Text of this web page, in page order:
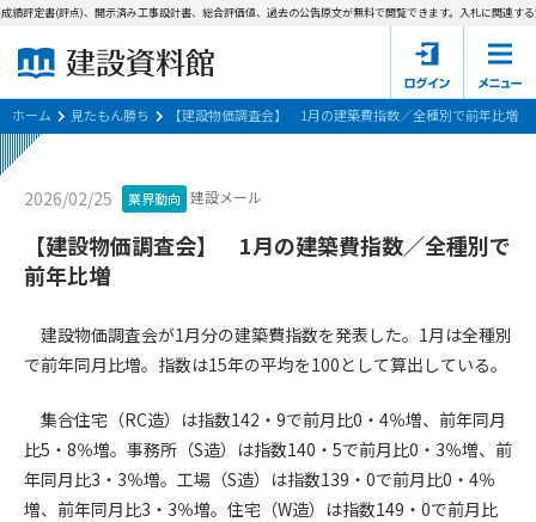
建設資料館とは
会員登録について
サポーター会員一覧
会社概要 お問い合わせ
個人情報保護方針
会員規約
評定書(評点)、開示済み工事設計書、総合評価値、過去の公告原文が無料で閲覧できます。入札に関連する
ホーム 見たもん勝ち 【建設物価調査会】 1月の建築費指数／全種別で前年比増
2026/02/25 業界動向 建設メール
【建設物価調査会】 1月の建築費指数／全種別で
前年比増
建設物価調査会が1月分の建築費指数を発表した。1月は全種別
で前年同月比増。指数は15年の平均を100として算出している。
集合住宅（RC造）は指数142・9で前月比0・4％増、前年同月
比5・8％増。事務所（S造）は指数140・5で前月比0・3％増、前
年同月比3・3％増。工場（S造）は指数139・0で前月比0・4％
増、前年同月比3・3％増。住宅（W造）は指数149・0で前月比
パスワードの再発行
第1条（規約の目的）
会員サービスの利用条件等について定めるものです。
2. 管理者が建設資料館WEB上で随時掲載するルールは本規約の
第2条（規約の変更）
本規約は、会員の了承を得ることなく、随時変更されることが
あります。変更内容は、建設資料館WEB上に表示した時点で直